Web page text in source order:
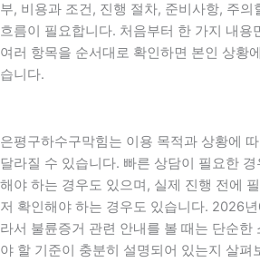
부, 비용과 조건, 진행 절차, 준비사항, 주의
흐름이 필요합니다. 처음부터 한 가지 내용
여러 항목을 순서대로 확인하면 본인 상황
습니다.
은평구하수구막힘는 이용 목적과 상황에
달라질 수 있습니다. 빠른 상담이 필요한
해야 하는 경우도 있으며, 실제 진행 전에
저 확인해야 하는 경우도 있습니다. 2026
라서 불륜증거 관련 안내를 볼 때는 단순한
야 할 기준이 충분히 설명되어 있는지 살펴